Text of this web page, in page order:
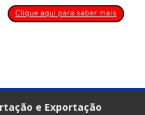
e Exportação